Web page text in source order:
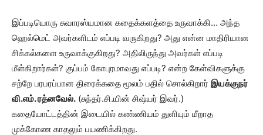
இப்படியொரு சுவாரஸ்யமான கதைக்களத்தை உருவாக்கி… அந்த
ஹெல்மெட் அவர்களிடம் எப்படி வருகிறது? அது என்ன மாதிரியான
சிக்கல்களை உருவாக்குகிறது? அதிலிருந்து அவர்கள் எப்படி
மீள்கிறார்கள்? குப்பம் கோபுரமாவது எப்படி? என்ற கேள்விகளுக்கு
சற்றே பரபரப்பான திரைக்கதை மூலம் பதில் சொல்கிறார் இயக்குநர்
வி.எம். ரத்னவேல். (சுந்தர்.சி.யின் சிஷ்யர் இவர்.)
கதையோட்டத்தின் இடையில் கண்ணியம் துளியும் மீறாத
முக்கோண காதலும் பயணிக்கிறது.